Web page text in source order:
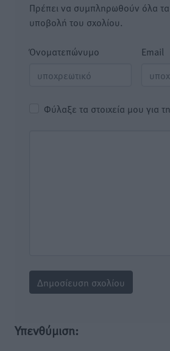
Πρέπει να συμπληρωθούν όλα τα
υποβολή του σχολίου.
Όνοματεπώνυμο Email
Φύλαξε τα στοιχεία μου για
Υπενθύμιση: